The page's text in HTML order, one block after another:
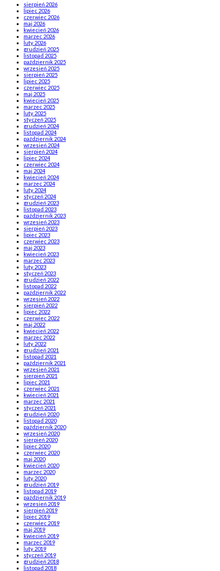
sierpień 2026
lipiec 2026
czerwiec 2026
maj 2026
kwiecień 2026
marzec 2026
luty 2026
grudzień 2025
listopad 2025
październik 2025
wrzesień 2025
sierpień 2025
lipiec 2025
czerwiec 2025
maj 2025
kwiecień 2025
marzec 2025
luty 2025
styczeń 2025
grudzień 2024
listopad 2024
październik 2024
wrzesień 2024
sierpień 2024
lipiec 2024
czerwiec 2024
maj 2024
kwiecień 2024
marzec 2024
luty 2024
styczeń 2024
grudzień 2023
listopad 2023
październik 2023
wrzesień 2023
sierpień 2023
lipiec 2023
czerwiec 2023
maj 2023
kwiecień 2023
marzec 2023
luty 2023
styczeń 2023
grudzień 2022
listopad 2022
październik 2022
wrzesień 2022
sierpień 2022
lipiec 2022
czerwiec 2022
maj 2022
kwiecień 2022
marzec 2022
luty 2022
grudzień 2021
listopad 2021
październik 2021
wrzesień 2021
sierpień 2021
lipiec 2021
czerwiec 2021
kwiecień 2021
marzec 2021
styczeń 2021
grudzień 2020
listopad 2020
październik 2020
wrzesień 2020
sierpień 2020
lipiec 2020
czerwiec 2020
maj 2020
kwiecień 2020
marzec 2020
luty 2020
grudzień 2019
listopad 2019
październik 2019
wrzesień 2019
sierpień 2019
lipiec 2019
czerwiec 2019
maj 2019
kwiecień 2019
marzec 2019
luty 2019
styczeń 2019
grudzień 2018
listopad 2018